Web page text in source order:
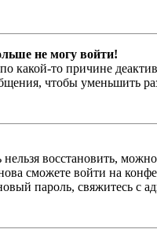
не могу войти!
какой-то причине
чтобы уменьшить
восстановить,
сможете войти на
пароль, свяжитесь с